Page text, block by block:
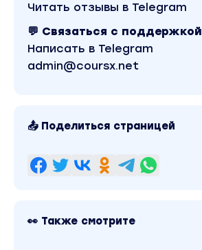
Читать отзывы в Telegram
💬 Связаться с поддержкой
Написать в Telegram
admin@coursx.net
📤 Поделиться страницей
👀 Также смотрите